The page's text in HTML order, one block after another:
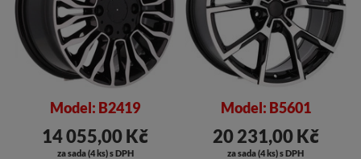
Model: B2419
14 055,00 Kč
za sada (4 ks) s DPH
Model: B5601
20 231,00 Kč
za sada (4 ks) s DPH